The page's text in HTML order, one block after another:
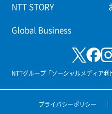
NTT STORY
Global Business
NTTグループ「ソーシャルメディア利
プライバシーポリシー